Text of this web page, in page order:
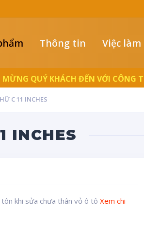
Thông tin Việc làm
MỪNG QUÝ KHÁCH ĐẾN VỚI CÔNG
C 11 INCHES
INCHES
tôn khi sửa chưa thân vỏ ô tôXem chi